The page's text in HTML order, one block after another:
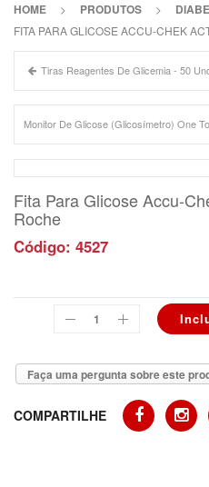
HOME > PRODUTOS >
FITA PARA GLICOSE ACCU-CHEK
Tiras Reagentes De Glicemia - 50
Monitor De Glicose (Glicosímetro) One
Fita Para Glicose Accu-
Roche
Código: 4527
Faça uma pergunta sobre este
COMPARTILHE